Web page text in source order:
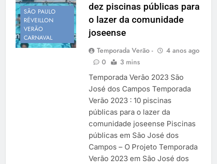
Temporada Verão 2027
SÃO PAULO
RÉVEILLON
VERÃO
CARNAVAL
dez piscinas públicas para
o lazer da comunidade
joseense
Temporada Verão -
4 anos ago
0
3 mins
Temporada Verão 2023 São
José dos Campos Temporada
Verão 2023 : 10 piscinas
públicas para o lazer da
comunidade joseense Piscinas
públicas em São José dos
Campos – O Projeto Temporada
Verão 2023 em São José dos